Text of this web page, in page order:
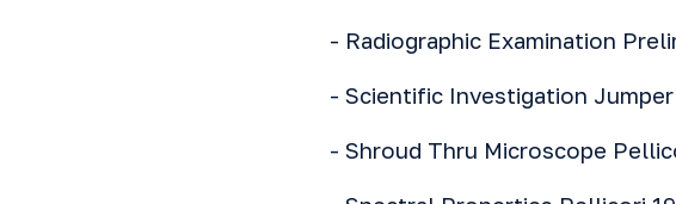
- Radiographic Examination
- Scientific Investigation
- Shroud Thru Microscope